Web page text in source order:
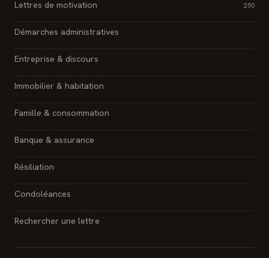
Lettres de motivation 250
Démarches administratives
Entreprise & discours
Immobilier & habitation
Famille & consommation
Banque & assurance
Résiliation
Condoléances
Rechercher une lettre